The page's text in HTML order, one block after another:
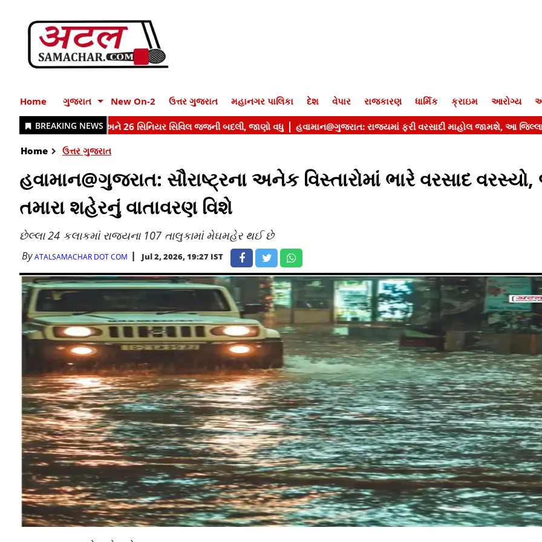
Home ગુજરાત New On-2 ઉત્તર ગુજરાત મહાનગર પાલિકા દેશ વેપાર રાજકારણ ધાર્મિક ક્રાઇમ આરોગ્ય
Home ઉત્તર ગુજરાત
હવામાન@ગુજરાત: સૌરાષ્ટ્રના અનેક વિસ્તારોમાં ભારે વરસાદ
તમારા શહેરનું વાતાવરણ વિશે
છેલ્લા 24 કલાકમાં રાજ્યના 107 તાલુકામાં મેઘમહેર થઈ છે
ByATALSAMACHAR DOT COM Jul 2, 2026, 19:27 IST